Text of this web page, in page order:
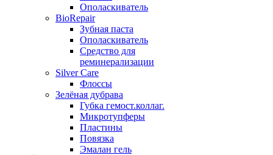
Ополаскиватель
BioRepair
Зубная паста
Ополаскиватель
Средство для
реминерализации
Silver Care
Флоссы
Зелёная дубрава
Губка гемост.коллаг.
Микротупферы
Пластины
Повязка
Эмалан гель